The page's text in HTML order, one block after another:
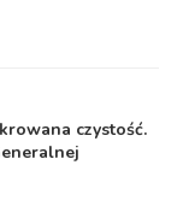
czystość.